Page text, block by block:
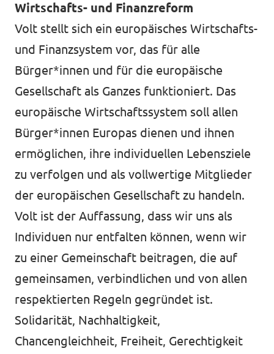
Wirtschafts- und Finanzreform
Volt stellt sich ein europäisches Wirtschafts-
und Finanzsystem vor, das für alle
Bürger*innen und für die europäische
Gesellschaft als Ganzes funktioniert. Das
europäische Wirtschaftssystem soll allen
Bürger*innen Europas dienen und ihnen
ermöglichen, ihre individuellen Lebensziele
zu verfolgen und als vollwertige Mitglieder
der europäischen Gesellschaft zu handeln.
Volt ist der Auffassung, dass wir uns als
Individuen nur entfalten können, wenn wir
zu einer Gemeinschaft beitragen, die auf
gemeinsamen, verbindlichen und von allen
respektierten Regeln gegründet ist.
Solidarität, Nachhaltigkeit,
Chancengleichheit, Freiheit, Gerechtigkeit